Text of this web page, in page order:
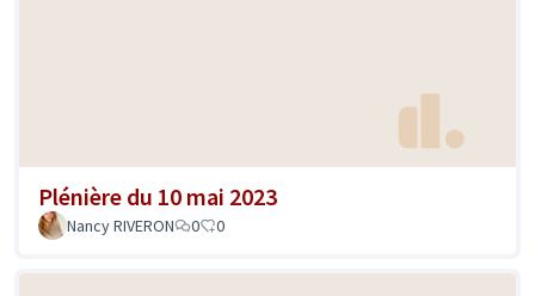
Plénière du 10 mai 2023
Nancy RIVERON 0 0